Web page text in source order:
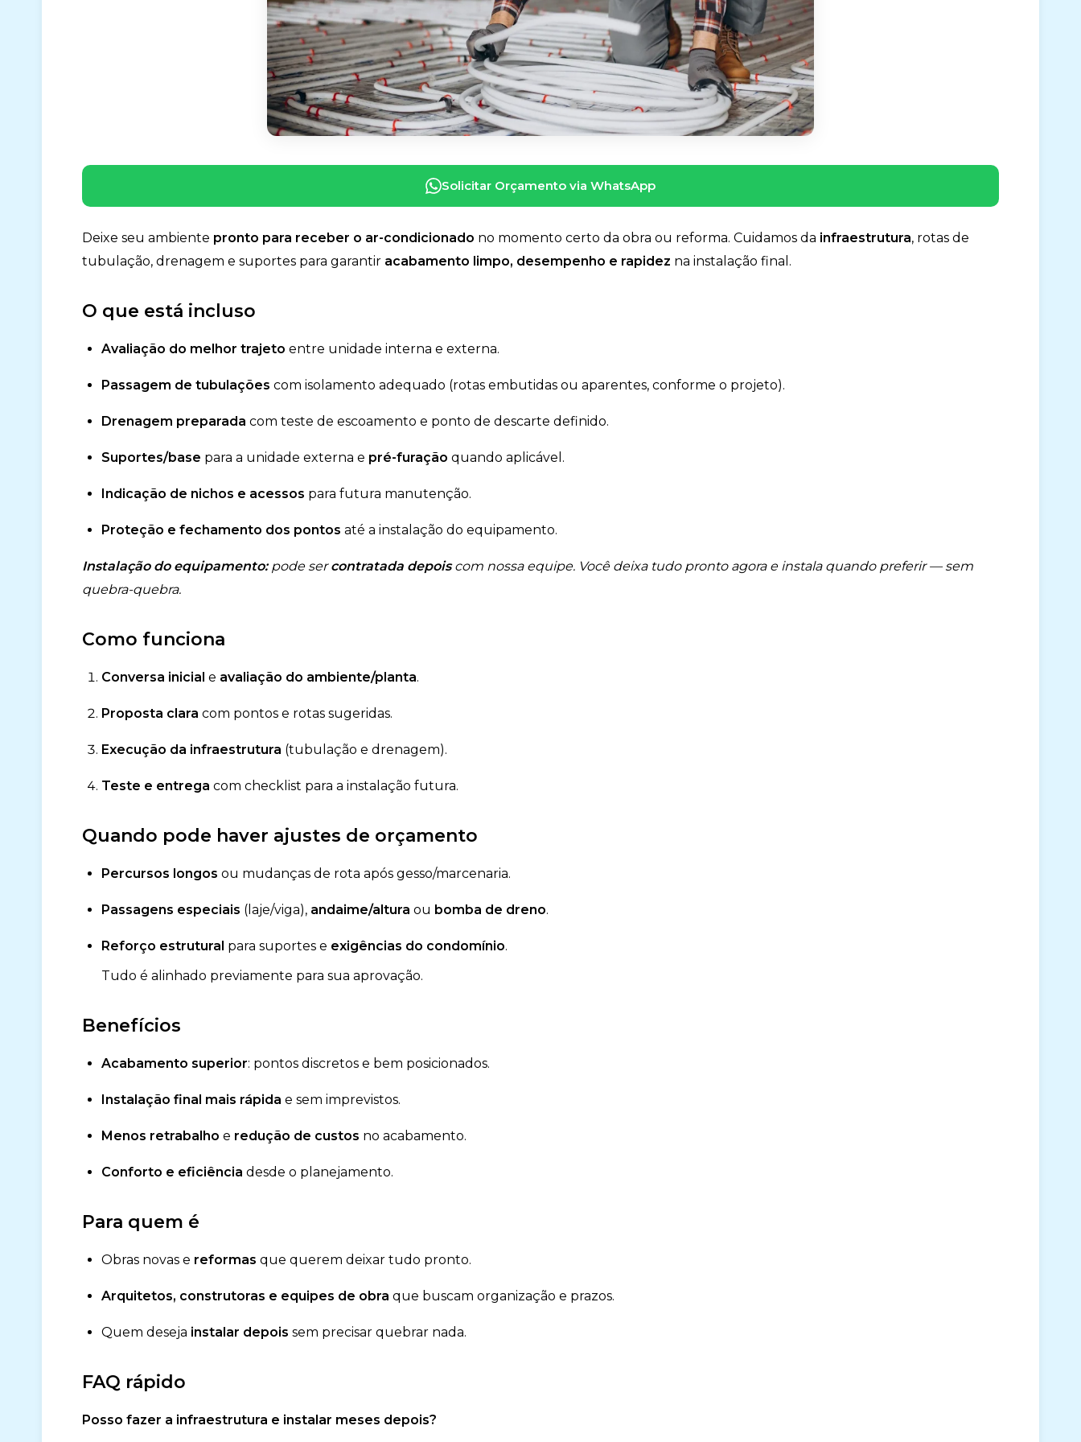
Solicitar Orçamento via WhatsApp
Deixe seu ambiente pronto para receber o ar-condicionado no momento certo da obra ou reforma. Cuidamos da infraestrutura, rotas de
tubulação, drenagem e suportes para garantir acabamento limpo, desempenho e rapidez na instalação final.
O que está incluso
Avaliação do melhor trajeto entre unidade interna e externa.
Passagem de tubulações com isolamento adequado (rotas embutidas ou aparentes, conforme o projeto).
Drenagem preparada com teste de escoamento e ponto de descarte definido.
Suportes/base para a unidade externa e pré-furação quando aplicável.
Indicação de nichos e acessos para futura manutenção.
Proteção e fechamento dos pontos até a instalação do equipamento.
Instalação do equipamento:pode sercontratada depoiscom nossa equipe. Você deixa tudo pronto agora e instala quando preferir — sem
quebra-quebra.
Como funciona
Conversa inicial e avaliação do ambiente/planta.
Proposta clara com pontos e rotas sugeridas.
Execução da infraestrutura (tubulação e drenagem).
Teste e entrega com checklist para a instalação futura.
Quando pode haver ajustes de orçamento
Percursos longos ou mudanças de rota após gesso/marcenaria.
Passagens especiais (laje/viga), andaime/altura ou bomba de dreno.
Reforço estrutural para suportes e exigências do condomínio.
Tudo é alinhado previamente para sua aprovação.
Benefícios
Acabamento superior: pontos discretos e bem posicionados.
Instalação final mais rápida e sem imprevistos.
Menos retrabalho e redução de custos no acabamento.
Conforto e eficiência desde o planejamento.
Para quem é
Obras novas e reformas que querem deixar tudo pronto.
Arquitetos, construtoras e equipes de obra que buscam organização e prazos.
Quem deseja instalar depois sem precisar quebrar nada.
FAQ rápido
Posso fazer a infraestrutura e instalar meses depois?